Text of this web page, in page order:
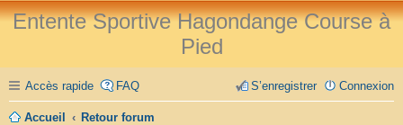
Entente Sportive Hagondange Course à
Pied
Accès rapide FAQ Connexion
S’enregistrer
Accueil Retour forum